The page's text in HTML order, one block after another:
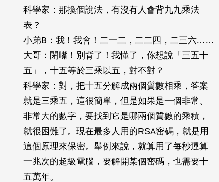
科學家：那換個說法，有沒有人會背九九乘法
表？
小弟B：我！我會！二一二，二二四，二三六……
大哥：閉嘴！別背了！我懂了，你想說「三五十
五」，十五等於三乘以五，對不對？
科學家：對，把十五分解成兩個質數相乘，答案
就是三乘五，這很簡單，但是如果是一個非常、
非常大的數字，要找到它是哪兩個質數的乘積，
就很困難了。現在最多人用的RSA密碼，就是用
這個原理來保密。舉例來說，就算用了每秒運算
一兆次的超級電腦，要解開某個密碼，也需要十
五萬年。